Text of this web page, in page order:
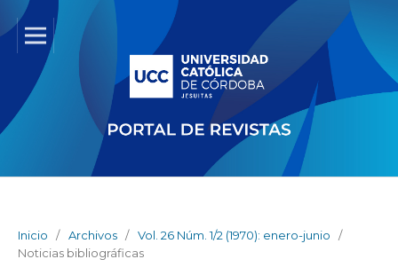
Inicio / Archivos / Vol. 26 Núm. 1/2 (1970): enero-junio
/
Noticias bibliográficas